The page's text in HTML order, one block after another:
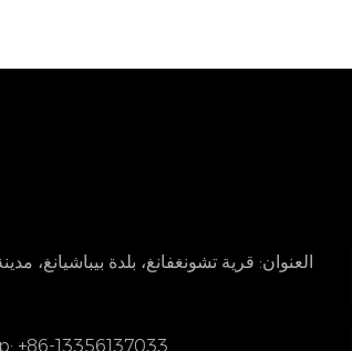
العنوان: قرية تشونغفانغ، بلدة بيباشيانغ،
+86-13356137033